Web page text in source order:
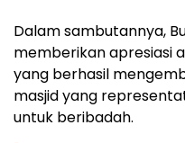
Dalam sambutannya,
memberikan apresiasi
yang berhasil
masjid yang
untuk beribadah.